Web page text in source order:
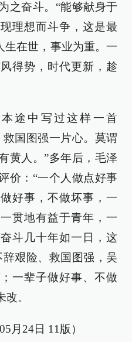
之奋斗。“能够献身于
理想而斗争，这是最
生在世，事业为重。一
得势，时代更新，趁
途中写过这样一首
国图强一片心。莫谓
黄人。”多年后，毛泽
价：“一个人做点好事
好事，不做坏事，一
贯地有益于青年，一
斗几十年如一日，这
艰险、救国图强，吴
一辈子做好事、不做
。
月24日 11版）